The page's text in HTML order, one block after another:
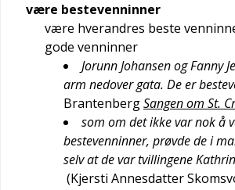
være bestevenninner
være hverandres beste
gode venninner
Jorunn Johansen og Fanny
arm nedover gata. De er
BrantenbergSangen om St.
som om det ikke var nok å
bestevenninner, prøvde de i
selv at de var tvillingene
(Kjersti Annesdatter